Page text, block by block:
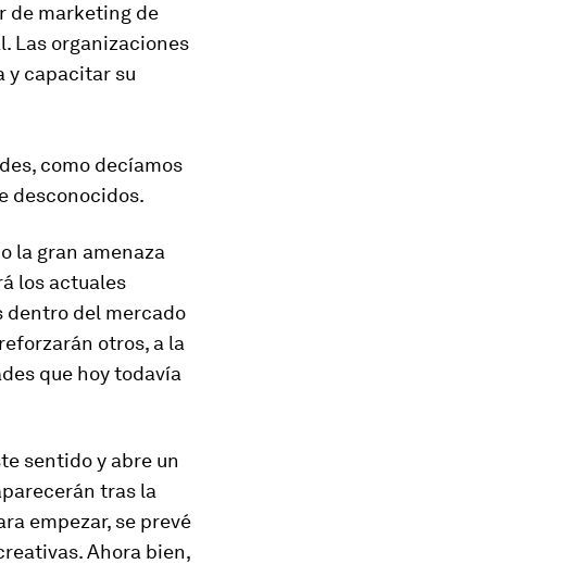
de marketing de
Las organizaciones
y capacitar su
como decíamos
desconocidos.
la gran amenaza
los actuales
dentro del mercado
otros, a la
que hoy todavía
sentido y abre un
tras la
empezar, se prevé
Ahora bien,